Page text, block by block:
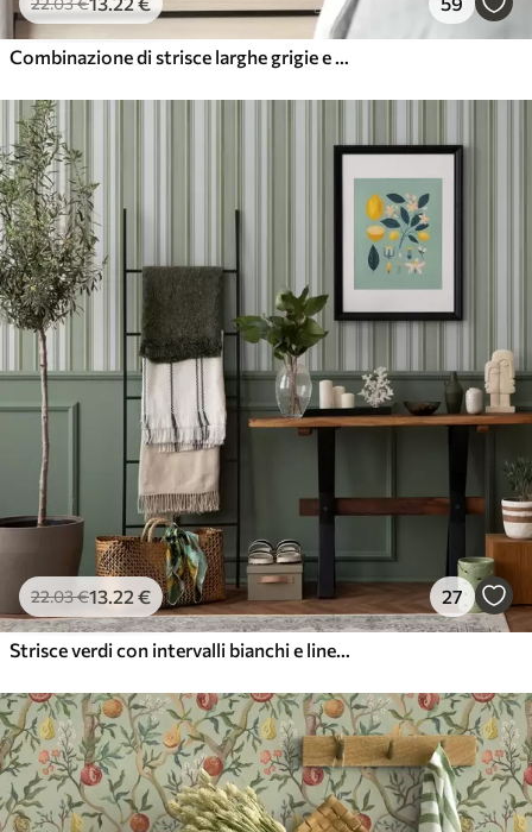
Combinazione di strisce larghe grigie e blu
22.03€13.22 € 27
Strisce verdi con intervalli bianchi e linee sottili